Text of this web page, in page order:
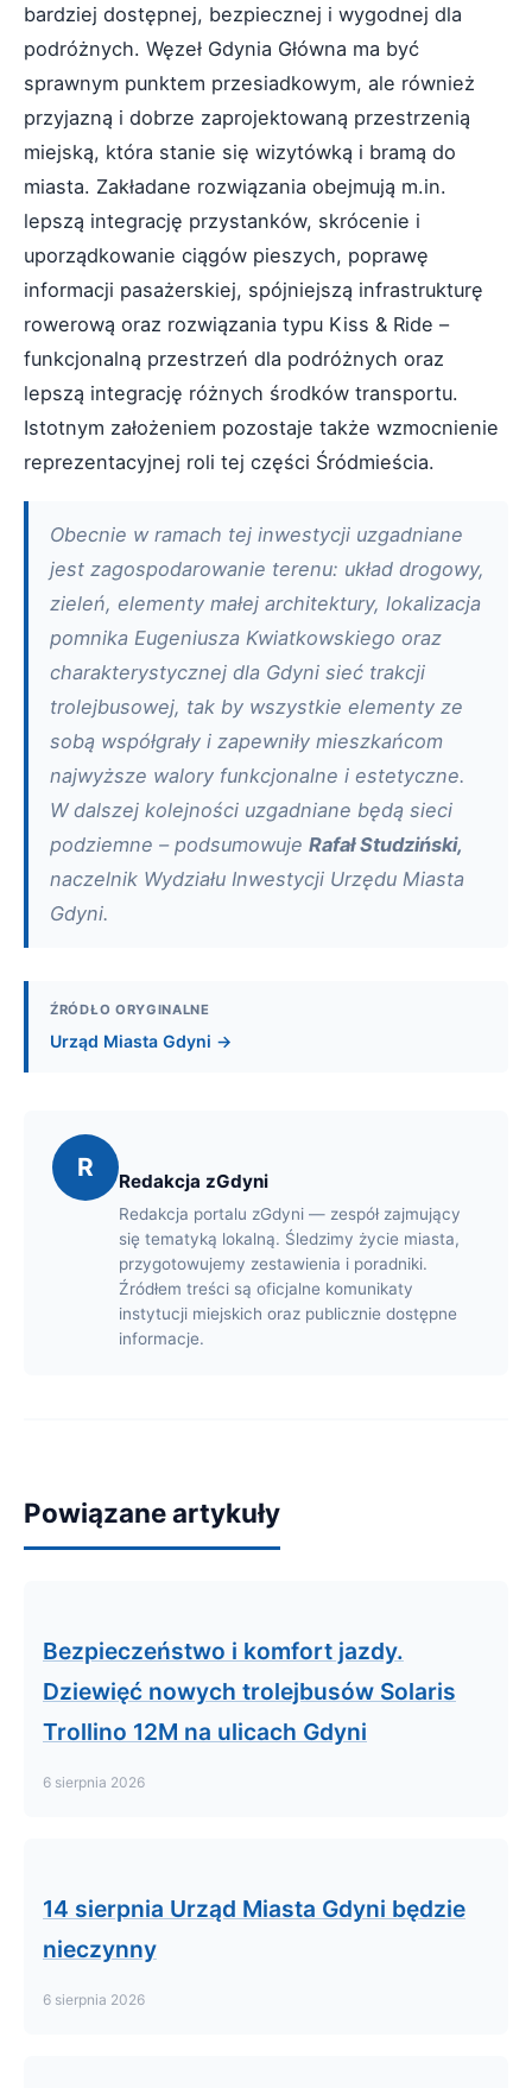
bardziej dostępnej, bezpiecznej i wygodnej dla
podróżnych. Węzeł Gdynia Główna ma być
sprawnym punktem przesiadkowym, ale również
przyjazną i dobrze zaprojektowaną przestrzenią
miejską, która stanie się wizytówką i bramą do
miasta. Zakładane rozwiązania obejmują m.in.
lepszą integrację przystanków, skrócenie i
uporządkowanie ciągów pieszych, poprawę
informacji pasażerskiej, spójniejszą infrastrukturę
rowerową oraz rozwiązania typu Kiss & Ride –
funkcjonalną przestrzeń dla podróżnych oraz
lepszą integrację różnych środków transportu.
Istotnym założeniem pozostaje także wzmocnienie
reprezentacyjnej roli tej części Śródmieścia.
Obecnie w ramach tej inwestycji uzgadniane
jest zagospodarowanie terenu: układ drogowy,
zieleń, elementy małej architektury, lokalizacja
pomnika Eugeniusza Kwiatkowskiego oraz
charakterystycznej dla Gdyni sieć trakcji
trolejbusowej, tak by wszystkie elementy ze
sobą współgrały i zapewniły mieszkańcom
najwyższe walory funkcjonalne i estetyczne.
W dalszej kolejności uzgadniane będą sieci
podziemne – podsumowuje Rafał Studziński,
naczelnik Wydziału Inwestycji Urzędu Miasta
Gdyni.
ŹRÓDŁO ORYGINALNE
Urząd Miasta Gdyni →
R Redakcja zGdyni
Redakcja portalu zGdyni — zespół zajmujący
się tematyką lokalną. Śledzimy życie miasta,
przygotowujemy zestawienia i poradniki.
Źródłem treści są oficjalne komunikaty
instytucji miejskich oraz publicznie dostępne
informacje.
Powiązane artykuły
Bezpieczeństwo i komfort jazdy.
Dziewięć nowych trolejbusów Solaris
Trollino 12M na ulicach Gdyni
6 sierpnia 2026
14 sierpnia Urząd Miasta Gdyni będzie
nieczynny
6 sierpnia 2026